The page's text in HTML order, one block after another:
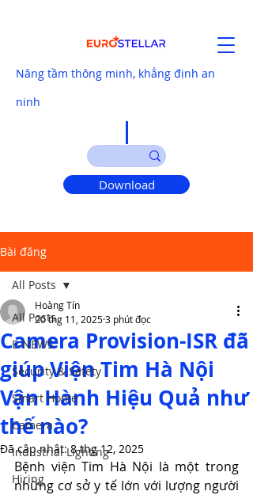
Nâng tầm thông minh, khẳng định an
ninh
Download
Bài đăng
All Posts
E-NEWS
Security & Safety
Smart Home
Camera
Industrial Lighting
Hiring
All Posts
Camera Provision-ISR đã
giúp Viện Tim Hà Nội
Vận Hành Hiệu Quả như
thế nào?
Hoàng Tín
20 thg 11, 20253 phút đọc
Đã cập nhật:8 thg 12, 2025
Bệnh viện Tim Hà Nội là một trong
những cơ sở y tế lớn với lượng người